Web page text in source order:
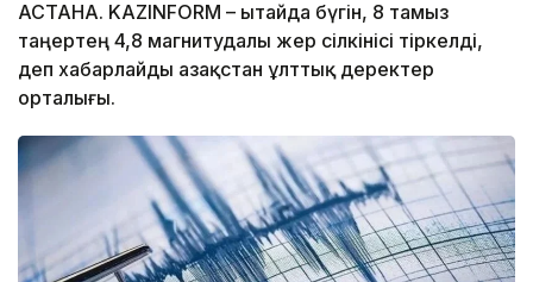
АСТАНА. KAZINFORM – Қытайда бүгін, 8 тамыз
таңертең 4,8 магнитудалы жер сілкінісі тіркелді,
деп хабарлайды Қазақстан ұлттық деректер
орталығы.